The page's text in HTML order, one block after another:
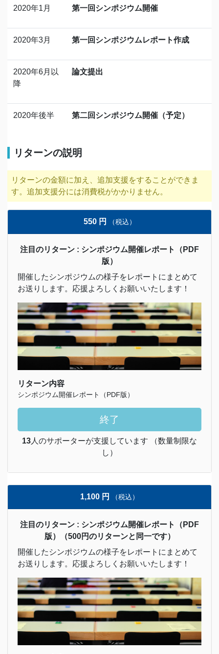
2020年1月 第一回シンポジウム開催
2020年3月 第一回シンポジウムレポート作成
2020年6月以
降
論文提出
2020年後半 第二回シンポジウム開催（予定）
リターンの説明
リターンの金額に加え、追加支援をすることができま
す。追加支援分には消費税がかかりません。
550 円 （税込）
注目のリターン : シンポジウム開催レポート（PDF
版）
開催したシンポジウムの様子をレポートにまとめて
お送りします。応援よろしくお願いいたします！
リターン内容
シンポジウム開催レポート（PDF版）
終了
13人のサポーターが支援しています （数量制限な
し）
1,100 円 （税込）
注目のリターン : シンポジウム開催レポート（PDF
版）（500円のリターンと同一です）
開催したシンポジウムの様子をレポートにまとめて
お送りします。応援よろしくお願いいたします！